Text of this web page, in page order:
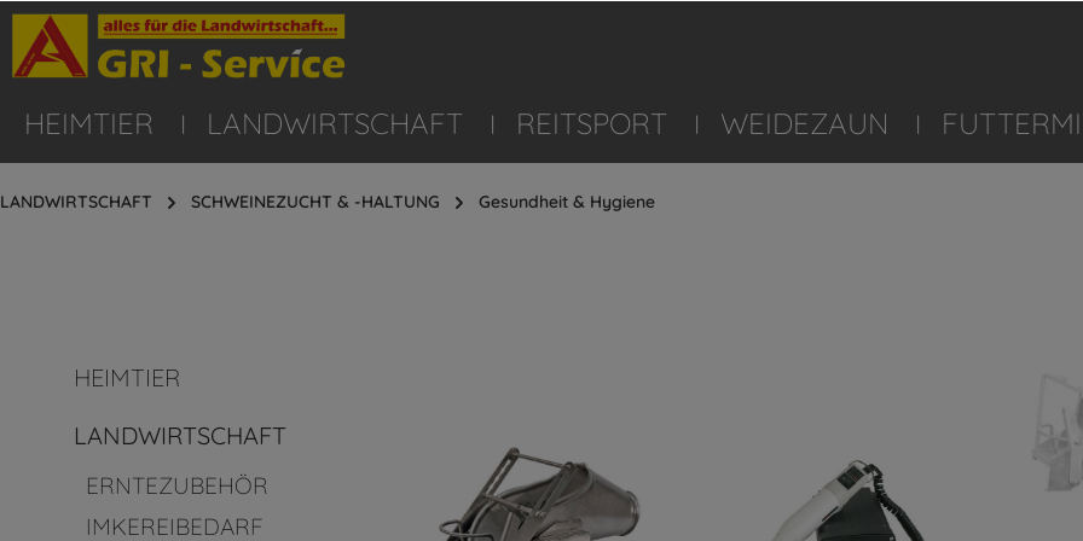
HEIMTIER LANDWIRTSCHAFT REITSPORT WEIDEZAUN
LANDWIRTSCHAFT SCHWEINEZUCHT & -HALTUNG Gesundheit & Hygiene
HEIMTIER
LANDWIRTSCHAFT
ERNTEZUBEHÖR
IMKEREIBEDARF